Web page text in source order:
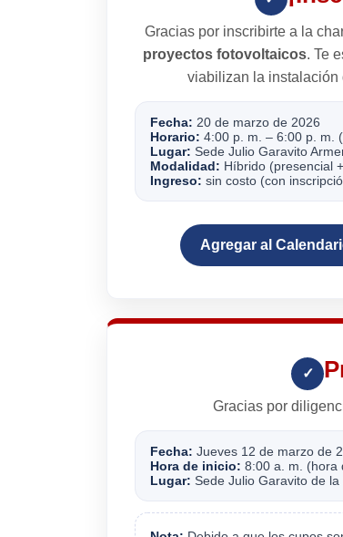
Gracias por inscribirte a la
proyectos fotovoltaicos. Te
viabilizan la instalación
Fecha: 20 de marzo de 2026
Horario: 4:00 p. m. – 6:00 p. m.
Lugar: Sede Julio Garavito
Modalidad: Híbrido (presencial
Ingreso: sin costo (con
Agregar al
✓
Gracias por
Fecha: Jueves 12 de marzo de
Hora de inicio: 8:00 a. m. (hora
Lugar: Sede Julio Garavito de